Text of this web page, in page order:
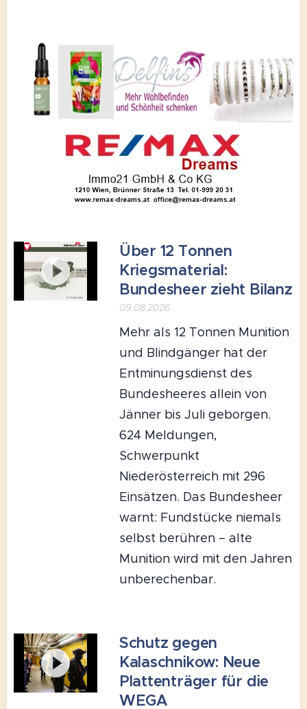
Über 12 Tonnen
Kriegsmaterial:
Bundesheer zieht Bilanz
09.08.2026
Mehr als 12 Tonnen Munition
und Blindgänger hat der
Entminungsdienst des
Bundesheeres allein von
Jänner bis Juli geborgen.
624 Meldungen,
Schwerpunkt
Niederösterreich mit 296
Einsätzen. Das Bundesheer
warnt: Fundstücke niemals
selbst berühren – alte
Munition wird mit den Jahren
unberechenbar.
Schutz gegen
Kalaschnikow: Neue
Plattenträger für die
WEGA